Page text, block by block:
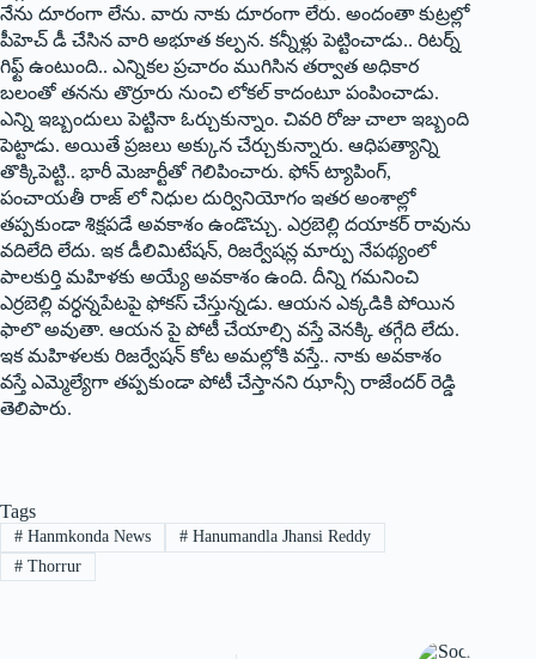
నేను దూరంగా లేను. వారు నాకు దూరంగా లేరు. అందంతా కుట్రల్లో
పీహెచ్ డీ చేసిన వారి అభూత కల్పన. కన్నీళ్లు పెట్టించాడు.. రిటర్న్
గిఫ్ట్ ఉంటుంది.. ఎన్నికల ప్రచారం ముగిసిన తర్వాత అధికార
బలంతో తనను తొర్రూరు నుంచి లోకల్ కాదంటూ పంపించాడు.
ఎన్ని ఇబ్బందులు పెట్టినా ఓర్చుకున్నాం. చివరి రోజు చాలా ఇబ్బంది
పెట్టాడు. అయితే ప్రజలు అక్కున చేర్చుకున్నారు. ఆధిపత్యాన్ని
తొక్కిపెట్టి.. భారీ మెజార్టీతో గెలిపించారు. ఫోన్ ట్యాపింగ్,
పంచాయతీ రాజ్ లో నిధుల దుర్వినియోగం ఇతర అంశాల్లో
తప్పకుండా శిక్షపడే అవకాశం ఉండొచ్చు. ఎర్రబెల్లి దయాకర్ రావు‌ను
వదిలేది లేదు. ఇక డీలిమిటేషన్, రిజర్వేషన్ల మార్పు నేపథ్యంలో
పాలకుర్తి మహిళకు అయ్యే అవకాశం ఉంది. దీన్ని గమనించి
ఎర్రబెల్లి వర్ధన్నపేటపై ఫోకస్ చేస్తున్నడు. ఆయన ఎక్కడికి పోయిన
ఫాలొ అవుతా. ఆయన పై పోటీ చేయాల్సి వస్తే వెనక్కి తగ్గేది లేదు.
ఇక మహిళలకు రిజర్వేషన్ కోట అమల్లోకి వస్తే.. నాకు అవకాశం
వస్తే ఎమ్మెల్యేగా తప్పకుండా పోటీ చేస్తానని ఝాన్సీ రాజేందర్ రెడ్డి
తెలిపారు.
Tags
#Hanmkonda News #Hanumandla Jhansi Reddy
#Thorrur